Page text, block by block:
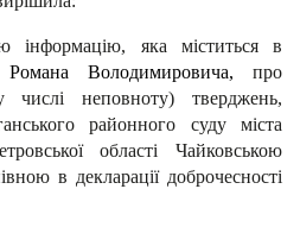
інформацію, яка міститься в
Володимировича, про
числі неповноту) тверджень,
районного суду міста
області Чайковською
в декларації доброчесності